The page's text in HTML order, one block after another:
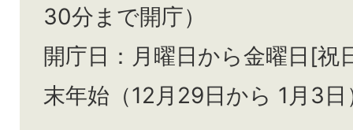
30分まで開庁）
開庁日：月曜日から金曜日[祝
末年始（12月29日から 1月3